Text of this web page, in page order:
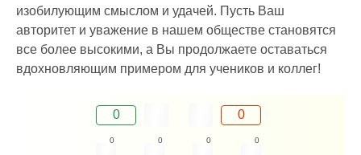
изобилующим смыслом и удачей. Пусть Ваш
авторитет и уважение в нашем обществе становятся
все более высокими, а Вы продолжаете оставаться
вдохновляющим примером для учеников и коллег!
0 0
0 0 0 0